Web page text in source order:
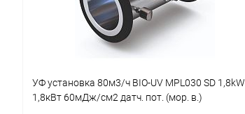
УФ установка 80м3/ч BIO-UV MPL030 SD 1,8kW
1,8кВт 60мДж/см2 датч. пот. (мор. в.)